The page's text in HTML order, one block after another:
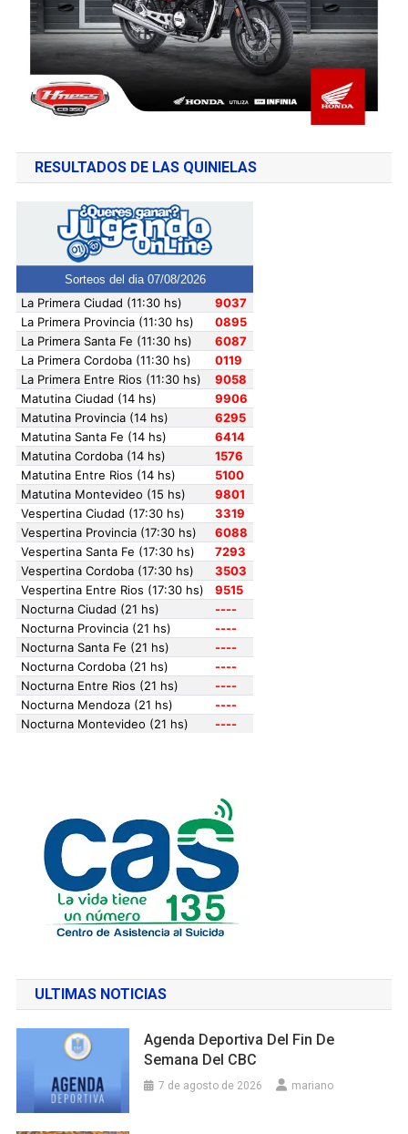
RESULTADOS DE LAS QUINIELAS
ULTIMAS NOTICIAS
Agenda Deportiva Del Fin De
Semana Del CBC
7 de agosto de 2026 mariano